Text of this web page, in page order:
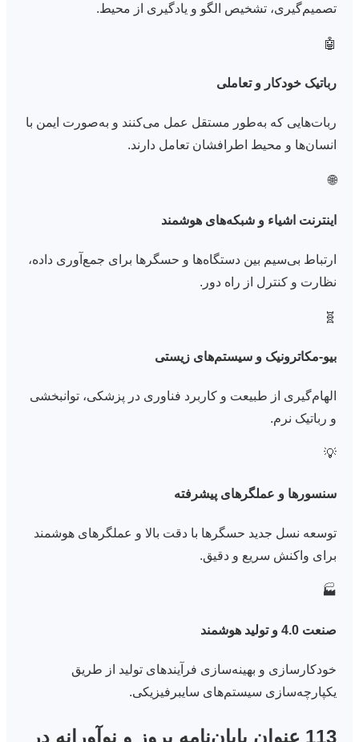
تصمیم‌گیری، تشخیص الگو و یادگیری از محیط.
🤖
رباتیک خودکار و تعاملی
ربات‌هایی که به‌طور مستقل عمل می‌کنند و به‌صورت ایمن با
انسان‌ها و محیط اطرافشان تعامل دارند.
🌐
اینترنت اشیاء و شبکه‌های هوشمند
ارتباط بی‌سیم بین دستگاه‌ها و حسگرها برای جمع‌آوری داده،
نظارت و کنترل از راه دور.
🧬
بیو-مکاترونیک و سیستم‌های زیستی
الهام‌گیری از طبیعت و کاربرد فناوری در پزشکی، توانبخشی
و رباتیک نرم.
💡
سنسورها و عملگرهای پیشرفته
توسعه نسل جدید حسگرها با دقت بالا و عملگرهای هوشمند
برای واکنش سریع و دقیق.
🏭
صنعت 4.0 و تولید هوشمند
خودکارسازی و بهینه‌سازی فرآیندهای تولید از طریق
یکپارچه‌سازی سیستم‌های سایبرفیزیکی.
113 عنوان پایان‌نامه بروز و نوآورانه در